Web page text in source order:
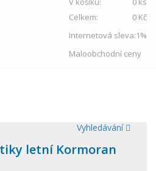
Celkem:
0 Kč
Internetová sleva:1%
Maloobchodní ceny
Vyhledávání
letní Kormoran